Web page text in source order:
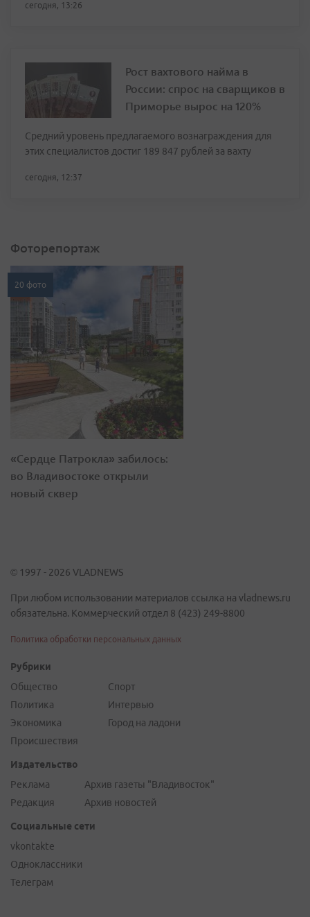
сегодня, 13:26
Рост вахтового найма в
России: спрос на сварщиков в
Приморье вырос на 120%
Средний уровень предлагаемого вознаграждения для
этих специалистов достиг 189 847 рублей за вахту
сегодня, 12:37
Фоторепортаж
20 фото
«Сердце Патрокла» забилось:
во Владивостоке открыли
новый сквер
© 1997 - 2026 VLADNEWS
При любом использовании материалов ссылка на vladnews.ru
обязательна. Коммерческий отдел 8 (423) 249-8800
Политика обработки персональных данных
Рубрики
Общество
Политика
Экономика
Происшествия
Спорт
Интервью
Город на ладони
Издательство
Реклама
Редакция
Архив газеты "Владивосток"
Архив новостей
Социальные сети
vkontakte
Одноклассники
Телеграм